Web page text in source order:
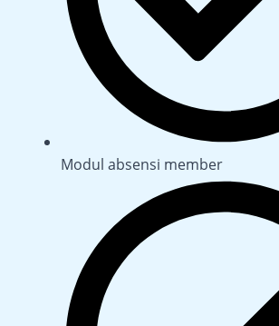
Modul absensi member